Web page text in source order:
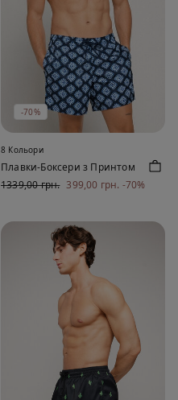
-70%
8 Кольори
Плавки-Боксери з Принтом
1339,00 грн. 399,00 грн. -70%